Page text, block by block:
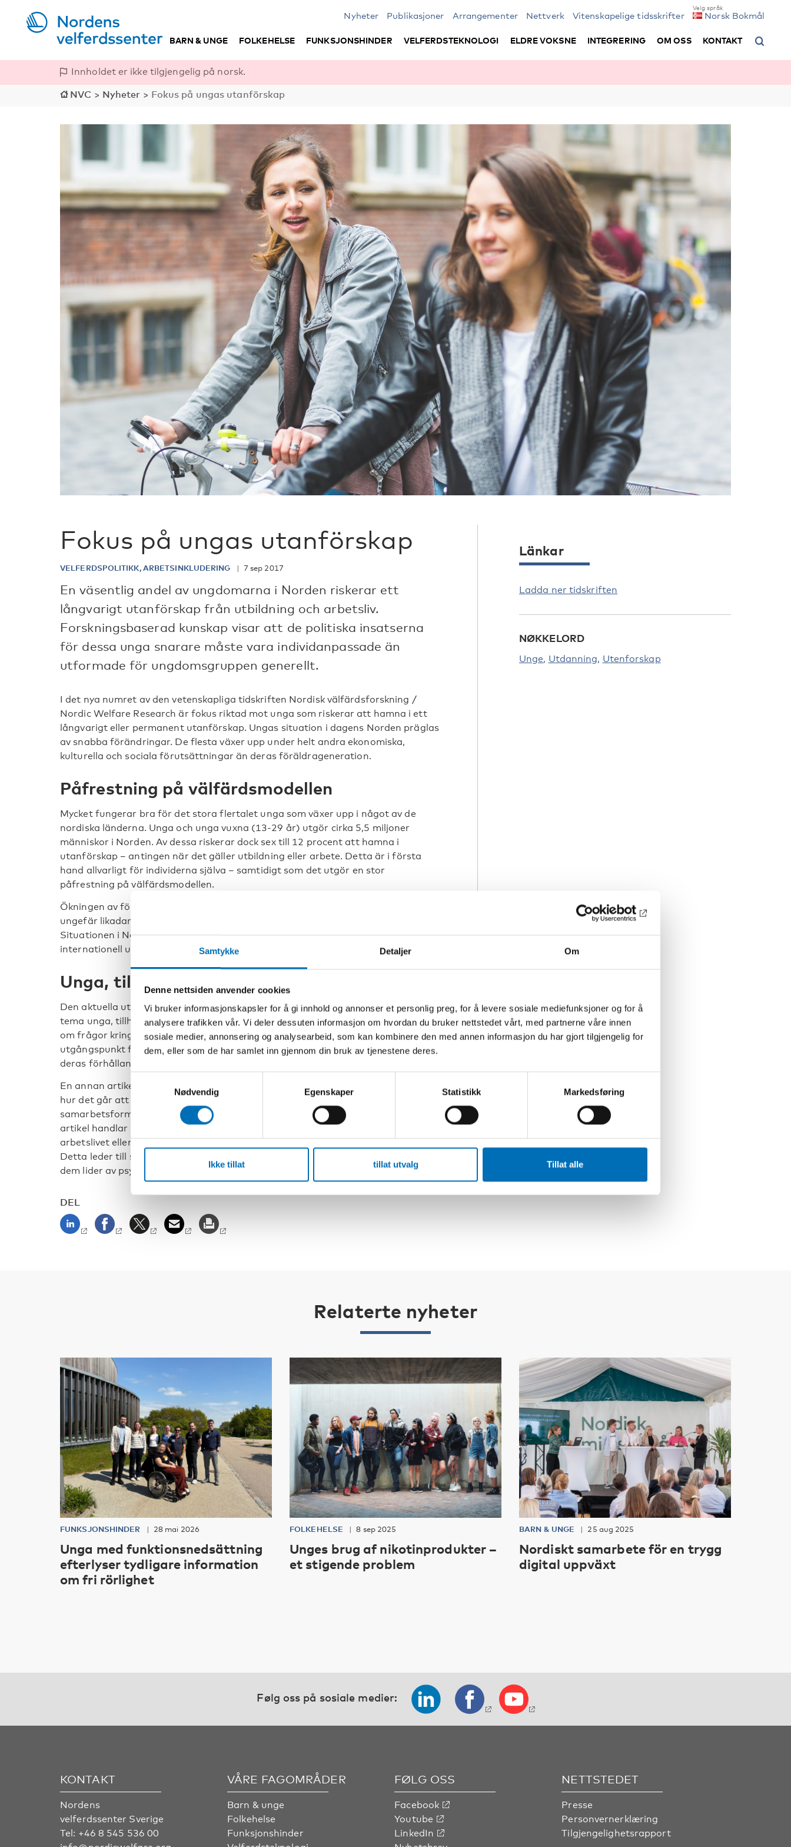
Samtykke Detaljer Om
Denne nettsiden anvender cookies
Vi bruker informasjonskapsler for å gi innhold og annonser et personlig preg, for å levere sosiale mediefunksjoner og for å
analysere trafikken vår. Vi deler dessuten informasjon om hvordan du bruker nettstedet vårt, med partnerne våre innen
sosiale medier, annonsering og analysearbeid, som kan kombinere den med annen informasjon du har gjort tilgjengelig for
dem, eller som de har samlet inn gjennom din bruk av tjenestene deres.
Nødvendig
Egenskaper Statistikk Markedsføring
Ikke tillat tillat utvalg Tillat alle
Nyheter Publikasjoner Arrangementer Nettverk Vitenskapelige tidsskrifter Norsk Bokmål
BARN & UNGE FOLKEHELSE FUNKSJONSHINDER VELFERDSTEKNOLOGI ELDRE VOKSNE INTEGRERING OM OSS KONTAKT
Innholdet er ikke tilgjengelig på norsk.
NVC > Nyheter > Fokus på ungas utanförskap
Fokus på ungas utanförskap
VELFERDSPOLITIKK, ARBETSINKLUDERING 7 sep 2017
En väsentlig andel av ungdomarna i Norden riskerar ett
långvarigt utanförskap från utbildning och arbetsliv.
Forskningsbaserad kunskap visar att de politiska insatserna
för dessa unga snarare måste vara individanpassade än
utformade för ungdomsgruppen generellt.
I det nya numret av den vetenskapliga tidskriften Nordisk välfärdsforskning /
Nordic Welfare Research är fokus riktad mot unga som riskerar att hamna i ett
långvarigt eller permanent utanförskap. Ungas situation i dagens Norden präglas
av snabba förändringar. De flesta växer upp under helt andra ekonomiska,
kulturella och sociala förutsättningar än deras föräldrageneration.
Påfrestning på välfärdsmodellen
Mycket fungerar bra för det stora flertalet unga som växer upp i något av de
nordiska länderna. Unga och unga vuxna (13-29 år) utgör cirka 5,5 miljoner
människor i Norden. Av dessa riskerar dock sex till 12 procent att hamna i
utanförskap – antingen när det gäller utbildning eller arbete. Detta är i första
hand allvarligt för individerna själva – samtidigt som det utgör en stor
påfrestning på välfärdsmodellen.
Ökningen av förtidspensionering ökar bland unga med psykisk ohälsa. Det ser
ungefär likadant ut i de olika nordiska länderna, även om det finns skillnader.
Situationen i Norden är dock inte speciell för regionen – den följer snarare en
internationell utveckling, speciellt synbar i höginkomstländer.
Unga, tillhörighet och utanförskap
Den aktuella utgåvan av Nordisk välfärdsforskning / Nordic Welfare Research har
tema unga, tillhörighet och utanförskap. Två danska artiklar handlar bland annat
om frågor kring kön, etnicitet och identitetsförvandling. I den ena med
utgångspunkt från flickor och deras vänskap och i den andre från pojkar och
deras förhållande till att meka med bilar.
En annan artikel belyser skolors hälsotjänster på Färöarna, Island och i Norge och
hur det går att hjälpa ungdomarna när olika aktörer lyckas hitta
samarbetsformer i stället för att vara fast i sin egen byråkrati. Tidskriftens fjärde
artikel handlar om unga i utanförskap i Finland. Trots att de saknar fotfäste i
arbetslivet eller i utbildning känner de att de har ansvar för sin egen situation.
Detta leder till skuld, skam och självförebråelser för att de inte «hör till». Många av
dem lider av psykisk ohälsa.
Länkar
Ladda ner tidskriften
NØKKELORD
Unge Utdanning Utenforskap
DEL
Relaterte nyheter
FUNKSJONSHINDER 28 mai 2026
Unga med funktionsnedsättning
efterlyser tydligare information
om fri rörlighet
FOLKEHELSE 8 sep 2025
Unges brug af nikotinprodukter –
et stigende problem
BARN & UNGE 25 aug 2025
Nordiskt samarbete för en trygg
digital uppväxt
Følg oss på sosiale medier:
KONTAKT
Nordens
velferdssenter Sverige
Tel: +46 8 545 536 00
VÅRE FAGOMRÅDER
Barn & unge
Folkehelse
Funksjonshinder
FØLG OSS
Facebook
Youtube
LinkedIn
NETTSTEDET
Presse
Personvernerklæring
Tilgjengelighetsrapport